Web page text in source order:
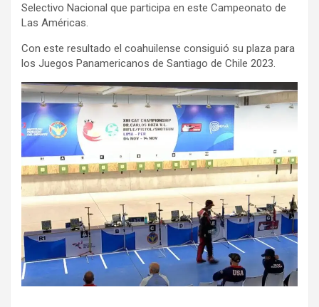
Selectivo Nacional que participa en este Campeonato de
Las Américas.
Con este resultado el coahuilense consiguió su plaza para
los Juegos Panamericanos de Santiago de Chile 2023.